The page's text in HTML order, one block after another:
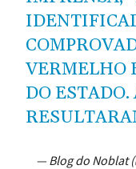
VERMELHO
DO
— Blog do Noblat